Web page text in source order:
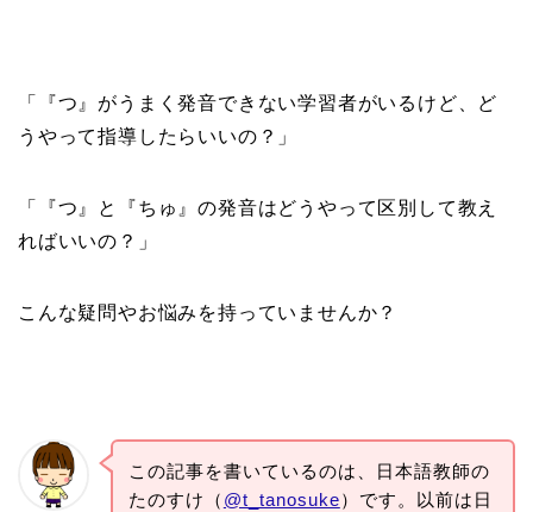
「『つ』がうまく発音できない学習者がいるけど、ど
うやって指導したらいいの？」
「『つ』と『ちゅ』の発音はどうやって区別して教え
ればいいの？」
こんな疑問やお悩みを持っていませんか？
この記事を書いているのは、日本語教師の
たのすけ（ @t_tanosuke）です。以前は日